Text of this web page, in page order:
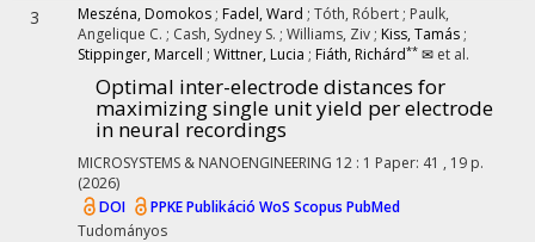
3 Meszéna, Domokos ; Fadel, Ward ; Tóth, Róbert ; Paulk,
Angelique C. ; Cash, Sydney S. ; Williams, Ziv ; Kiss, Tamás ;
Stippinger, Marcell ; Wittner, Lucia ; Fiáth, Richárd** ✉ et al.
Optimal inter-electrode distances for
maximizing single unit yield per electrode
in neural recordings
MICROSYSTEMS & NANOENGINEERING 12 : 1 Paper: 41 , 19 p.
(2026)
DOI
PPKE Publikáció WoS Scopus PubMed
Tudományos